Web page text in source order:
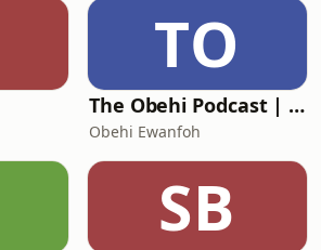
TO
The Obehi Podcast | Life & Legacy Project
Obehi Ewanfoh
SB